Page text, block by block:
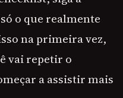
o que realmente
na primeira vez,
vai repetir o
a assistir mais